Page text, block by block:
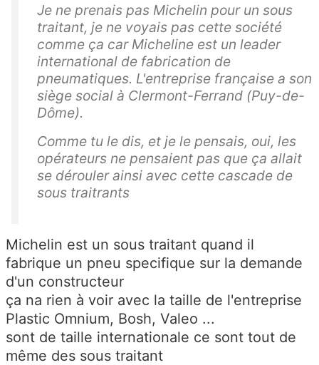
Je ne prenais pas Michelin pour un sous
traitant, je ne voyais pas cette société
comme ça car Micheline est un leader
international de fabrication de
pneumatiques. L'entreprise française a son
siège social à Clermont-Ferrand (Puy-de-
Dôme).
Comme tu le dis, et je le pensais, oui, les
opérateurs ne pensaient pas que ça allait
se dérouler ainsi avec cette cascade de
sous traitrants
Michelin est un sous traitant quand il
fabrique un pneu specifique sur la demande
d'un constructeur
ça na rien à voir avec la taille de l'entreprise
Plastic Omnium, Bosh, Valeo ...
sont de taille internationale ce sont tout de
même des sous traitant